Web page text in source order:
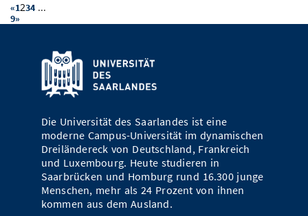
«1234 ...
9»
Die Universität des Saarlandes ist eine
moderne Campus-Universität im dynamischen
Dreiländereck von Deutschland, Frankreich
und Luxembourg. Heute studieren in
Saarbrücken und Homburg rund 16.300 junge
Menschen, mehr als 24 Prozent von ihnen
kommen aus dem Ausland.